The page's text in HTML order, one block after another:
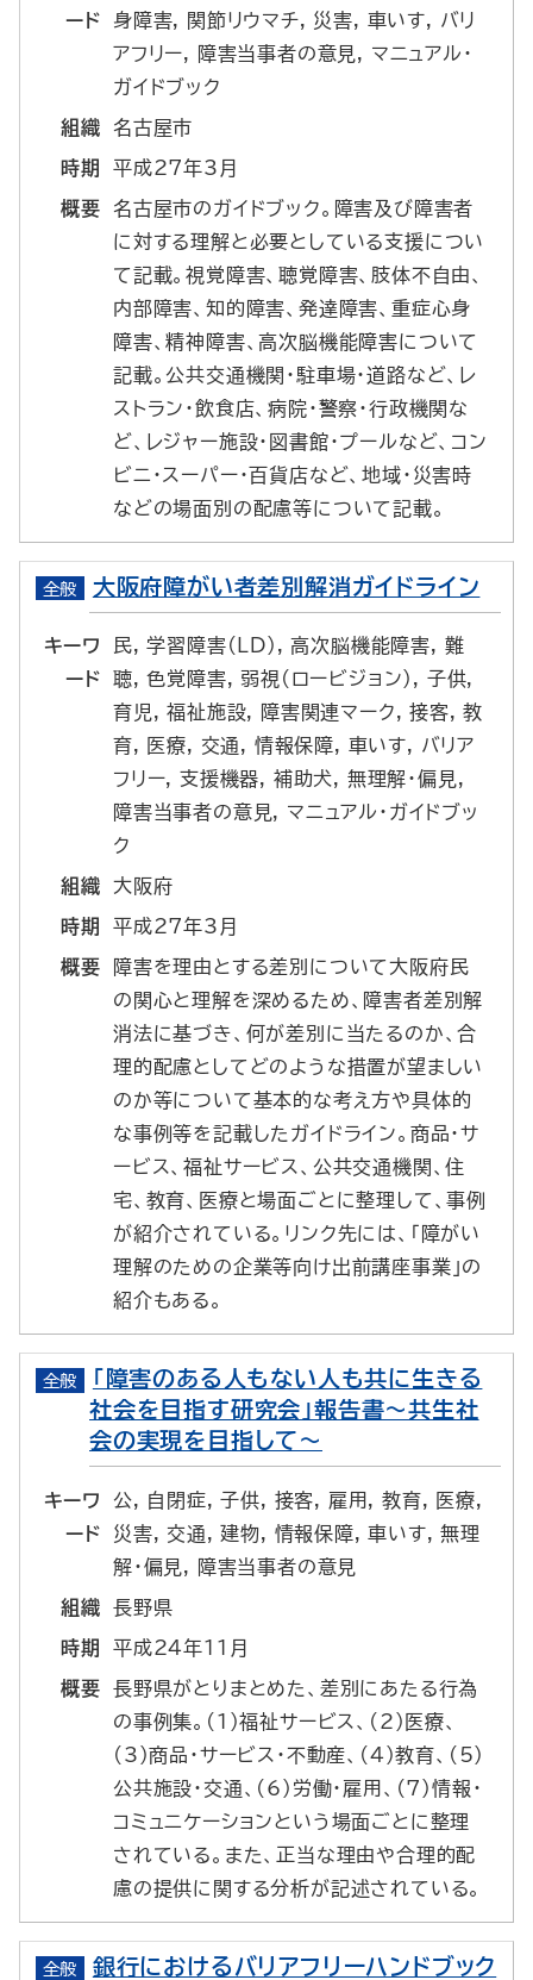
ード
身障害, 関節リウマチ, 災害, 車いす, バリ
アフリー, 障害当事者の意見, マニュアル・
ガイドブック
組織 名古屋市
時期 平成27年3月
概要
名古屋市のガイドブック。障害及び障害者
に対する理解と必要としている支援につい
て記載。視覚障害、聴覚障害、肢体不自由、
内部障害、知的障害、発達障害、重症心身
障害、精神障害、高次脳機能障害について
記載。公共交通機関・駐車場・道路など、レ
ストラン・飲食店、病院・警察・行政機関な
ど、レジャー施設・図書館・プールなど、コン
ビニ・スーパー・百貨店など、地域・災害時
などの場面別の配慮等について記載。
全般 大阪府障がい者差別解消ガイドライン
キーワ
ード
民, 学習障害(LD), 高次脳機能障害, 難
聴, 色覚障害, 弱視(ロービジョン), 子供,
育児, 福祉施設, 障害関連マーク, 接客, 教
育, 医療, 交通, 情報保障, 車いす, バリア
フリー, 支援機器, 補助犬, 無理解・偏見,
障害当事者の意見, マニュアル・ガイドブッ
ク
組織 大阪府
時期 平成27年3月
概要
障害を理由とする差別について大阪府民
の関心と理解を深めるため、障害者差別解
消法に基づき、何が差別に当たるのか、合
理的配慮としてどのような措置が望ましい
のか等について基本的な考え方や具体的
な事例等を記載したガイドライン。商品・サ
ービス、福祉サービス、公共交通機関、住
宅、教育、医療と場面ごとに整理して、事例
が紹介されている。リンク先には、「障がい
理解のための企業等向け出前講座事業」の
紹介もある。
全般
「障害のある人もない人も共に生きる
社会を目指す研究会」報告書～共生社
会の実現を目指して～
キーワ
ード
公, 自閉症, 子供, 接客, 雇用, 教育, 医療,
災害, 交通, 建物, 情報保障, 車いす, 無理
解・偏見, 障害当事者の意見
組織 長野県
時期 平成24年11月
概要
長野県がとりまとめた、差別にあたる行為
の事例集。(1)福祉サービス、(2)医療、
(3)商品・サービス・不動産、(4)教育、(5)
公共施設・交通、(6)労働・雇用、(7)情報・
コミュニケーションという場面ごとに整理
されている。また、正当な理由や合理的配
慮の提供に関する分析が記述されている。
全般 銀行におけるバリアフリーハンドブック